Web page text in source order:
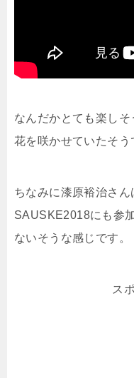
なんだかとても楽し
花を咲かせていたそう
ちなみに漆原裕治さん
SAUSKE2018にも参
ないそうな感じです。
ス